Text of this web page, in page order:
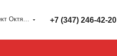
г. Уфа, ул. Проспект Октября 127 +7 (347) 246-42-20